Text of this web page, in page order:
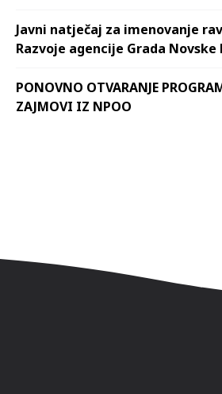
Javni natječaj za imenovanje
Razvoje agencije Grada Novske
PONOVNO OTVARANJE
ZAJMOVI IZ NPOO